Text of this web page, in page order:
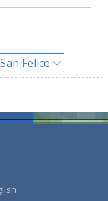
San Felice